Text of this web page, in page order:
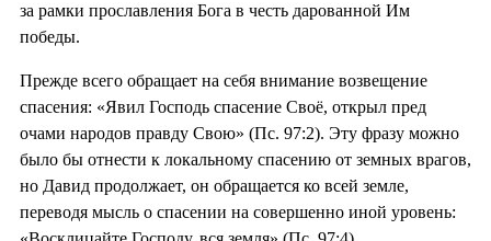
за рамки прославления Бога в честь дарованной Им
победы.
Прежде всего обращает на себя внимание возвещение
спасения: «Явил Господь спасение Своё, открыл пред
очами народов правду Свою» (Пс. 97:2). Эту фразу можно
было бы отнести к локальному спасению от земных врагов,
но Давид продолжает, он обращается ко всей земле,
переводя мысль о спасении на совершенно иной уровень: